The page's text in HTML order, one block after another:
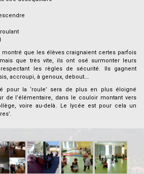
que les élèves craignaient certes parfois
que très vite, ils ont osé surmonter leurs
les règles de sécurité. Ils gagnent
accroupi, à genoux, debout….
pour la ‘roule’ sera de plus en plus éloigné
de l’élémentaire, dans le couloir montant vers
voire au-delà. Le lycée est pour cela un